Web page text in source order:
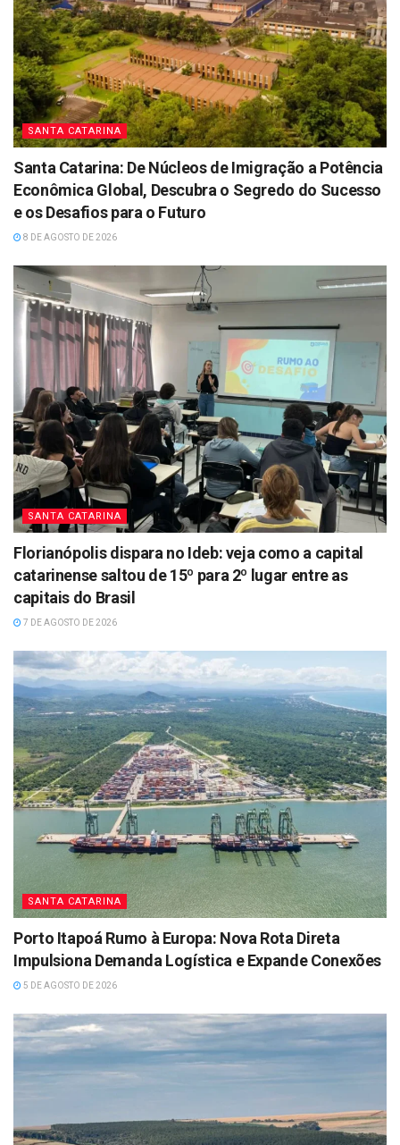
SANTA CATARINA
Santa Catarina: De Núcleos de Imigração a Potência
Econômica Global, Descubra o Segredo do Sucesso
e os Desafios para o Futuro
8 DE AGOSTO DE 2026
SANTA CATARINA
Florianópolis dispara no Ideb: veja como a capital
catarinense saltou de 15º para 2º lugar entre as
capitais do Brasil
7 DE AGOSTO DE 2026
SANTA CATARINA
Porto Itapoá Rumo à Europa: Nova Rota Direta
Impulsiona Demanda Logística e Expande Conexões
5 DE AGOSTO DE 2026